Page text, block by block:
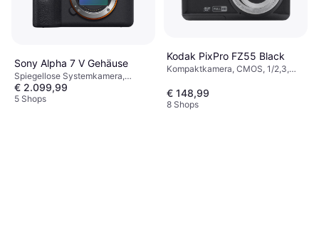
Sony Alpha 7 V Gehäuse
Spiegellose Systemkamera,
Vollformat (35 mm)
€ 2.099,99
5 Shops
Kodak PixPro FZ55 Black
Kompaktkamera, CMOS, 1/2,3,
Sequenzaufnahme, 106g
€ 148,99
8 Shops